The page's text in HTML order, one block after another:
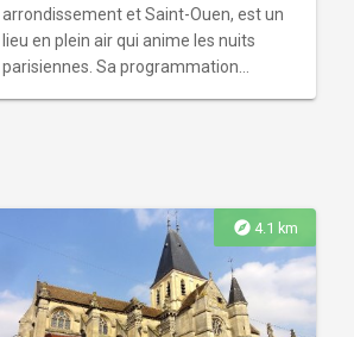
arrondissement et Saint-Ouen, est un
lieu en plein air qui anime les nuits
parisiennes. Sa programmation
été habilement réutilisées pour créer
un décor original, accompagné d'une
nature luxuriante reprenant ses droits.
Un endroit unique pour vivre des
expériences nocturnes inoubliables.
explore 4.1 km